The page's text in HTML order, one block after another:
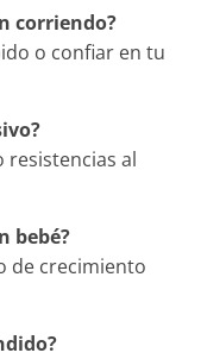
corriendo?
o confiar en tu
resistencias al
bebé?
de crecimiento